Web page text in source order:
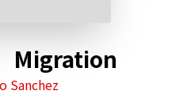
Migration
Sanchez